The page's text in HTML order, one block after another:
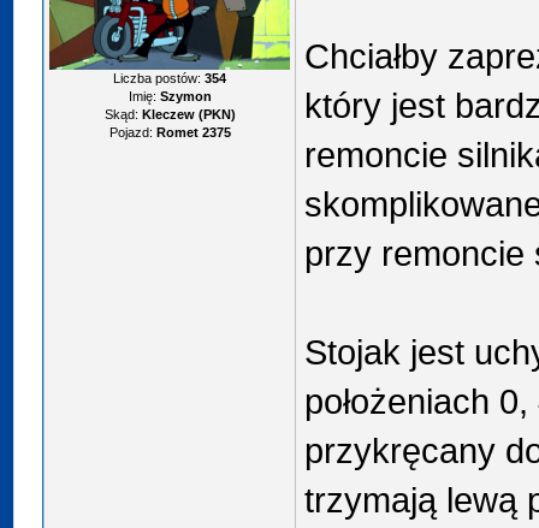
Liczba postów:354
Imię: Szymon
Skąd: Kleczew (PKN)
Pojazd: Romet 2375
Chciałby
który jest
remoncie
przy remoncie
Stojak jest
położeniach
przykręcany
trzymają lewą